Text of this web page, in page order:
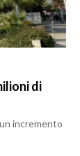
di
incremento